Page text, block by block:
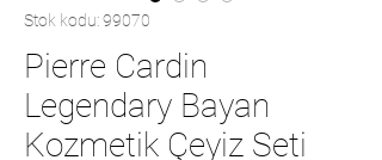
Stok kodu: 99070
Pierre Cardin
Legendary Bayan
Kozmetik Çeyiz Seti